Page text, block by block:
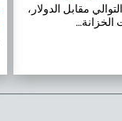
مقابل الدولار،
الخزانة…